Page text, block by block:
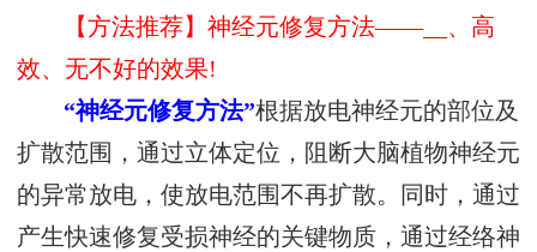
【方法推荐】神经元修复方法——__、高
效、无不好的效果!
“神经元修复方法”根据放电神经元的部位及
扩散范围，通过立体定位，阻断大脑植物神经元
的异常放电，使放电范围不再扩散。同时，通过
产生快速修复受损神经的关键物质，通过经络神